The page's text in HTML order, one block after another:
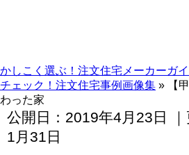
かしこく選ぶ！注文住宅メーカーガ
チェック！注文住宅事例画像集 »
【
わった家
公開日： 2019年4月23日
1月31日